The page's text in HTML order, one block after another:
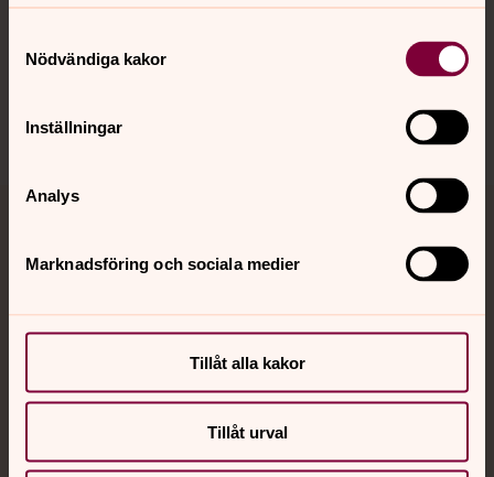
Nödvändiga kakor
Inställningar
Analys
Marknadsföring och sociala medier
Tillåt alla kakor
Tillåt urval
Sociala kanaler
Akut samtals- och krisstöd. Prata eller chatta anonymt
med en präst på kvällar och nätter.
Digitalt brev